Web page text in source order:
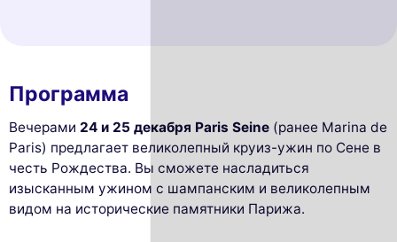
Программа
Вечерами 24 и 25 декабря Paris Seine (ранее Marina de
Paris) предлагает великолепный круиз-ужин по Сене в
честь Рождества. Вы сможете насладиться
изысканным ужином с шампанским и великолепным
видом на исторические памятники Парижа.